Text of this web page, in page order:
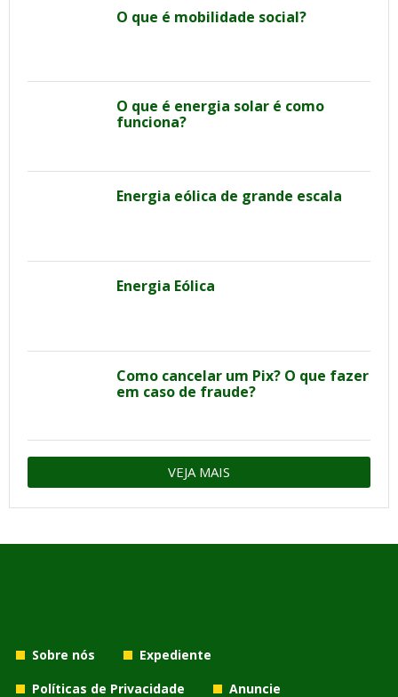
O que é mobilidade social?
O que é energia solar é como
funciona?
Energia eólica de grande escala
Energia Eólica
Como cancelar um Pix? O que fazer
em caso de fraude?
VEJA MAIS
Sobre nós
Expediente
Políticas de Privacidade
Anuncie